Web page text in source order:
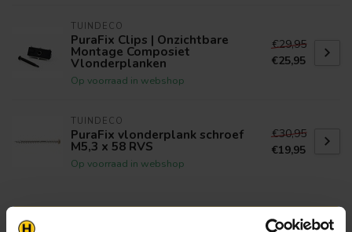
TUINDECO
PuraFix Clips | Onzichtbare
Montage Composiet
Vlonderplanken
Op voorraad in webshop
€29,95
€25,95
TUINDECO
PuraFix vlonderplank schroef
M5,3 x 58 RVS
Op voorraad in webshop
€30,95
€19,95